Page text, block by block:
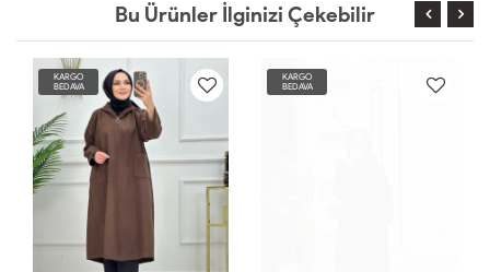
Bu Ürünler İlginizi Çekebilir
KARGO
BEDAVA
KARGO
BEDAVA